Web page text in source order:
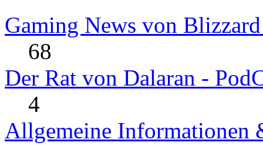
Gaming News von
68
Der Rat von Dalaran -
4
Allgemeine Informationen